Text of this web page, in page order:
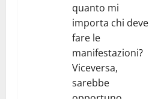
quanto mi
importa chi deve
fare le
manifestazioni?
Viceversa,
sarebbe